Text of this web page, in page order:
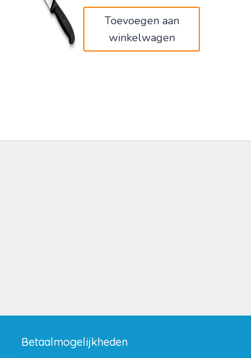
Toevoegen aan
winkelwagen
Betaalmogelijkheden